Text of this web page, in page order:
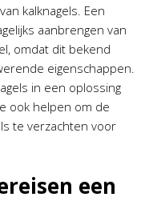
kalknagels. Een
aanbrengen van
omdat dit bekend
eigenschappen.
in een oplossing
ook helpen om de
te verzachten voor
een